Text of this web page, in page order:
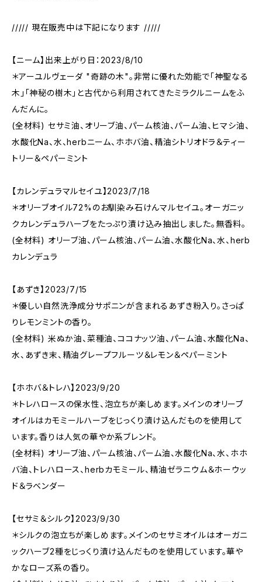
///// 現在販売中は下記になります /////
【ニーム】出来上がり日：2023/8/10
＊アーユルヴェーダ "奇跡の木"。非常に優れた効能で「神聖なる
木」「神秘の樹木」と古代から利用されてきたミラクルニームをふ
んだんに。
(全材料) セサミ油、オリーブ油、パーム核油、パーム油、ヒマシ油、
水酸化Na、水、herbニーム、ホホバ油、精油シトリオドラ＆ティー
トリー＆ペパーミント
【カレンデュラマルセイユ】2023/7/18
＊オリーブオイル72%のお馴染み石けんマルセイユ。オーガニッ
クカレンデュラハーブをたっぷり漬け込み抽出しました。無香料。
(全材料) オリーブ油、パーム核油、パーム油、水酸化Na、水、herb
カレンデュラ
【あずき】2023/7/15
＊優しい自然洗浄成分サポニンが含まれるあずき粉入り。さっぱ
りレモンミントの香り。
(全材料) 米ぬか油、菜種油、ココナッツ油、パーム油、水酸化Na、
水、あずき末、精油グレープフルーツ＆レモン＆ペパーミント
【ホホバ＆トレハ】2023/9/20
＊トレハロースの保水性、泡立ちが楽しめます。メインのオリーブ
オイルはカモミールハーブをじっくり漬け込んだものを使用して
います。香りは人気の華やか系ブレンド。
(全材料) オリーブ油、パーム核油、パーム油、水酸化Na、水、ホホ
バ油、トレハロース、herbカモミール、精油ゼラニウム＆ホーウッ
ド＆ラベンダー
【セサミ＆シルク】2023/9/30
＊シルクの泡立ちが楽しめます。メインのセサミオイルはオーガニ
ックハーブ2種をじっくり漬け込んだものを使用しています。華や
かなローズ系の香り。